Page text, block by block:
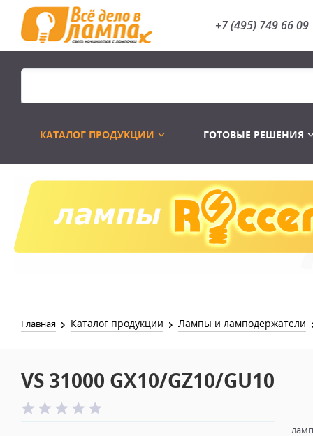
+7 (495) 749 66 09
КАТАЛОГ ПРОДУКЦИИ
Распродажа Лампы
ГОТОВЫЕ РЕШЕНИЯ
Главная Каталог продукции Лампы и ламподержатели
VS 31000 GX10/GZ10/GU10